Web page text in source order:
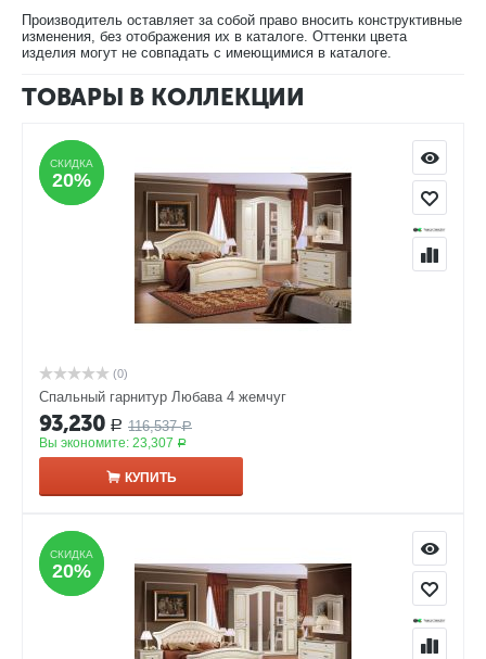
Производитель оставляет за собой право вносить конструктивные
изменения, без отображения их в каталоге. Оттенки цвета
изделия могут не совпадать с имеющимися в каталоге.
ТОВАРЫ В КОЛЛЕКЦИИ
СКИДКА
20%
СКИДКА
20%
(0)
Спальный гарнитур Любава 4 жемчуг
93,230 Р 116,537 Р
Вы экономите: 23,307 Р
КУПИТЬ
СКИДКА
20%
СКИДКА
20%